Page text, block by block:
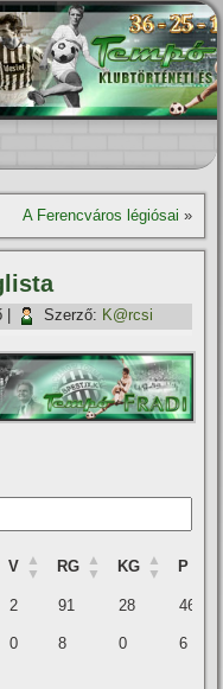
A Ferencváros légiósai »
Szerző: K@rcsi
V RG KG
P
V RG KG P
2 91 28 46
0 8 0 6